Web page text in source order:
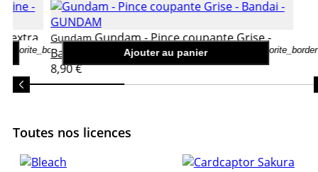
favorite_border
extra
Ajouter au panier favorite_border
GundamGundam - Pince coupante Grise -
Bandai
8,90 €
Toutes nos licences